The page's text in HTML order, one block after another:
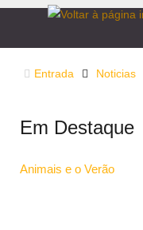
Entrada Noticias
Em Destaque
Animais e o Verão